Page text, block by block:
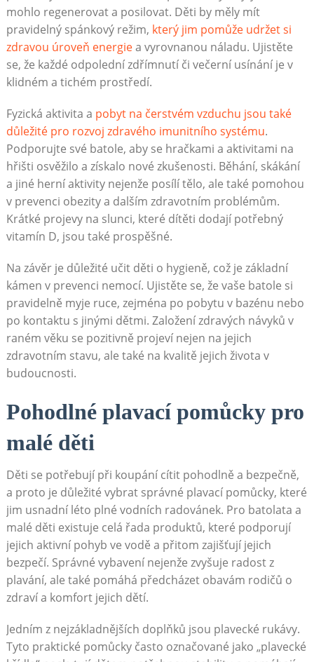
mohlo regenerovat a posilovat. Děti by měly mít
pravidelný spánkový režim, který jim pomůže udržet si
zdravou úroveň energiea vyrovnanou náladu. Ujistěte
se, že každé odpolední zdřímnutí či večerní usínání je v
klidném a tichém prostředí.
Fyzická aktivita a pobyt na čerstvém vzduchu jsou také
důležité pro rozvoj zdravého imunitního systému.
Podporujte své batole, aby se hračkami a aktivitami na
hřišti osvěžilo a získalo nové zkušenosti. Běhání, skákání
a jiné herní aktivity nejenže posílí tělo, ale také pomohou
v prevenci obezity a dalším zdravotním problémům.
Krátké projevy na slunci, které dítěti dodají potřebný
vitamín D, jsou také prospěšné.
Na závěr je důležité učit děti o hygieně, což je základní
kámen v prevenci nemocí. Ujistěte se, že vaše batole si
pravidelně myje ruce, zejména po pobytu v bazénu nebo
po kontaktu s jinými dětmi. Založení zdravých návyků v
raném věku se pozitivně projeví nejen na jejich
zdravotním stavu, ale také na kvalitě jejich života v
budoucnosti.
Pohodlné plavací pomůcky pro
malé děti
Děti se potřebují při koupání cítit pohodlně a bezpečně,
a proto je důležité vybrat správné plavací pomůcky, které
jim usnadní léto plné vodních radovánek. Pro batolata a
malé děti existuje celá řada produktů, které podporují
jejich aktivní pohyb ve vodě a přitom zajišťují jejich
bezpečí. Správné vybavení nejenže zvyšuje radost z
plavání, ale také pomáhá předcházet obavám rodičů o
zdraví a komfort jejich dětí.
Jedním z nejzákladnějších doplňků jsou plavecké rukávy.
Tyto praktické pomůcky často označované jako „plavecké